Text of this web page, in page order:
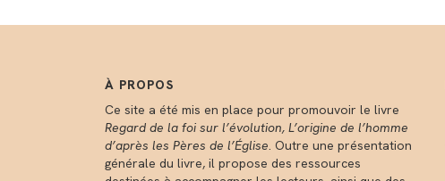
À PROPOS
Ce site a été mis en place pour promouvoir le livre
Regard de la foi sur l’évolution, L’origine de l’homme
d’après les Pères de l’Église. Outre une présentation
générale du livre, il propose des ressources